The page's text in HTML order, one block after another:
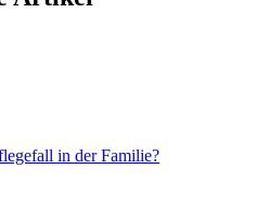
in der Familie?